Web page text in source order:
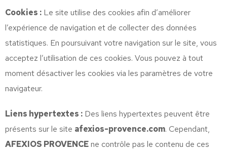
Cookies : Le site utilise des cookies afin d’améliorer
l’expérience de navigation et de collecter des données
statistiques. En poursuivant votre navigation sur le site, vous
acceptez l’utilisation de ces cookies. Vous pouvez à tout
moment désactiver les cookies via les paramètres de votre
navigateur.
Liens hypertextes : Des liens hypertextes peuvent être
présents sur le site afexios-provence.com. Cependant,
AFEXIOS PROVENCEne contrôle pas le contenu de ces